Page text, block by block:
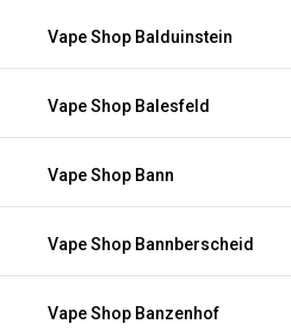
Vape Shop Balduinstein
Vape Shop Balesfeld
Vape Shop Bann
Vape Shop Bannberscheid
Vape Shop Banzenhof